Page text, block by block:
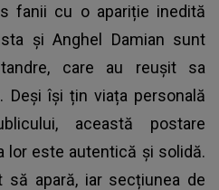
fanii cu o apariție inedită
și Anghel Damian sunt
care au reușit sa
își țin viața personală
această postare
lor este autentică și solidă.
să apară, iar secțiunea de